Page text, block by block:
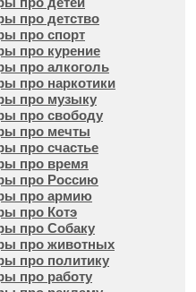
про детство
про спорт
про курение
про алкоголь
про наркотики
про музыку
про свободу
про мечты
про счастье
про время
про Россию
про армию
про Котэ
про Собаку
про животных
про политику
про работу